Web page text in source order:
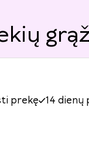
prekę 14 dienų